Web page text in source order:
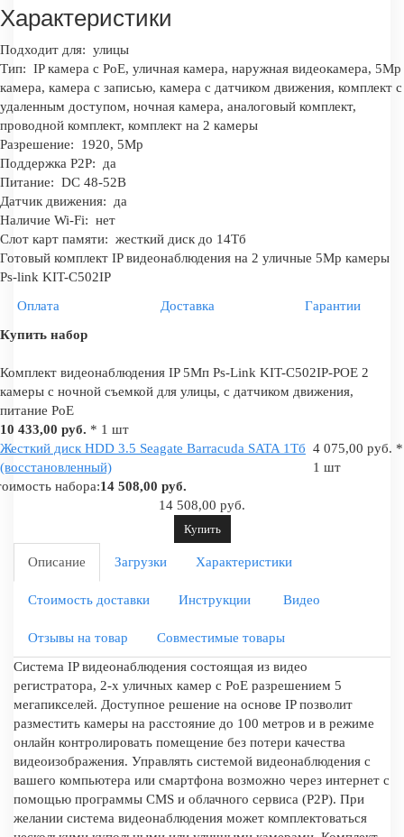
Характеристики
Подходит для: улицы
Тип: IP камера c PoE, уличная камера, наружная видеокамера, 5Mp
камера, камера с записью, камера с датчиком движения, комплект с
удаленным доступом, ночная камера, аналоговый комплект,
проводной комплект, комплект на 2 камеры
Разрешение:
1920, 5Mp
Поддержка P2P:
да
Питание: DC 48-52В
Датчик движения:
да
Наличие Wi-Fi: нет
Слот карт памяти: жесткий диск до 14Тб
Готовый комплект IP видеонаблюдения на 2 уличные 5Mp камеры
Ps-link KIT-С502IP
Оплата
Доставка
Гарантии
Купить набор
Комплект видеонаблюдения IP 5Мп Ps-Link KIT-C502IP-POE 2
камеры с ночной съемкой для улицы, с датчиком движения,
питание PoE
10 433,00 руб. * 1 шт
Жесткий диск HDD 3.5 Seagate Barracuda SATA 1Tб
(восстановленный)
4 075,00 руб. *
1 шт
набора:14 508,00 руб.
14 508,00 руб.
Купить
Описание Загрузки Характеристики
Стоимость доставки Инструкции Видео
Отзывы на товар
Совместимые товары
Система IP видеонаблюдения состоящая из видео
регистратора, 2-х уличных камер с PoE разрешением 5
мегапикселей. Доступное решение на основе IP позволит
разместить камеры на расстояние до 100 метров и в режиме
онлайн контролировать помещение без потери качества
видеоизображения. Управлять системой видеонаблюдения с
вашего компьютера или смартфона возможно через интернет с
помощью программы CMS и облачного сервиса (P2P). При
желании система видеонаблюдения может комплектоваться